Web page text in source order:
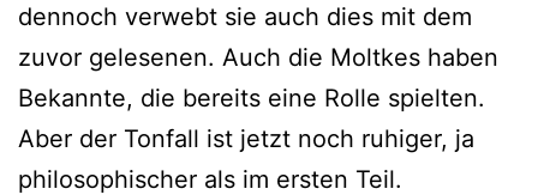
dennoch verwebt sie auch dies mit dem
zuvor gelesenen. Auch die Moltkes haben
Bekannte, die bereits eine Rolle spielten.
Aber der Tonfall ist jetzt noch ruhiger, ja
philosophischer als im ersten Teil.